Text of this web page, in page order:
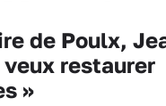
de Poulx,
restaurer
»